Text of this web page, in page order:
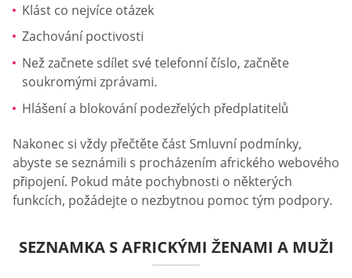
Klást co nejvíce otázek
Zachování poctivosti
Než začnete sdílet své telefonní číslo, začněte
soukromými zprávami.
Hlášení a blokování podezřelých předplatitelů
Nakonec si vždy přečtěte část Smluvní podmínky,
abyste se seznámili s procházením afrického webového
připojení. Pokud máte pochybnosti o některých
funkcích, požádejte o nezbytnou pomoc tým podpory.
SEZNAMKA S AFRICKÝMI ŽENAMI A MUŽI